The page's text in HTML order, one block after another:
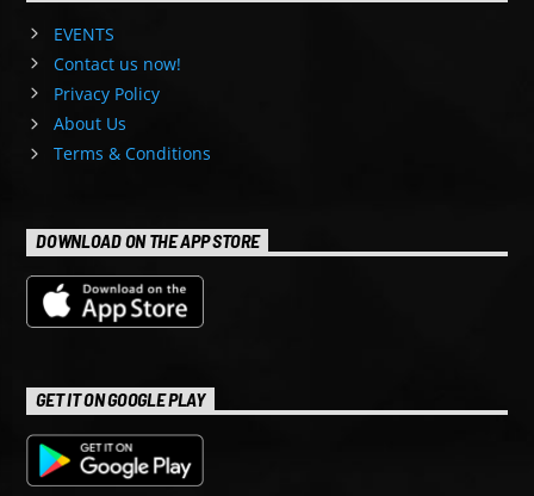
EVENTS
Contact us now!
Privacy Policy
About Us
Terms & Conditions
DOWNLOAD ON THE APP STORE
GET IT ON GOOGLE PLAY